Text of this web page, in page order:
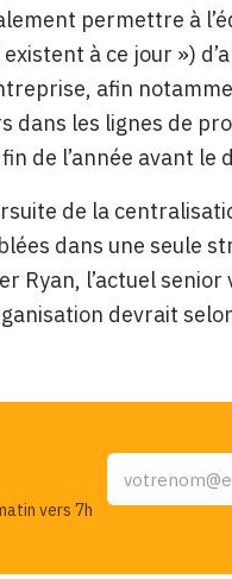
permettre à
à ce jour »)
afin
dans les lignes de
de l’année avant le
de la
dans une seule
Ryan, l’actuel
devrait
vers 7h